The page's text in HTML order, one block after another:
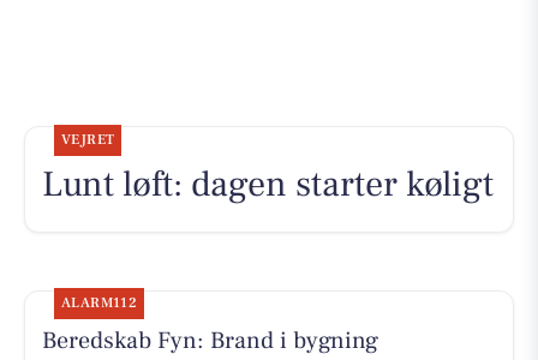
VEJRET
Lunt løft: dagen starter køligt
ALARM112
Beredskab Fyn: Brand i bygning